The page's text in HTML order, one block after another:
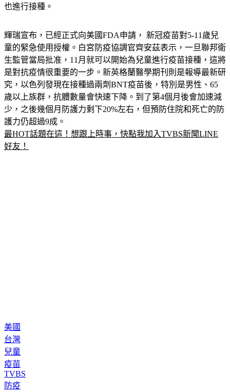
台灣正在為青少年施打新冠疫苗，現在美國甚至可望准許兒童
輝瑞宣布，已經正式向美國FDA申請， 新冠疫苗對5-11歲兒
童的緊急使用授權。白宮防疫協調官齊安茲表示，一旦聯邦衛
生監管當局批准，11月就可以開始為兒童進行疫苗接種，這將
是對抗疫情很重要的一步。新英格蘭醫學期刊則是報導最新研
究，以色列發現在接種過兩劑BNT疫苗後，特別是男性、65
歲以上族群，抗體數量會快速下降。到了第4個月後會加速減
少，之後幾個月防護力剩下20%左右，但預防住院和死亡的防
護力仍超過9成。
最HOT話題在這！想跟上時事，快點我加入TVBS新聞LINE
美國
台灣
兒童
疫苗
TVBS